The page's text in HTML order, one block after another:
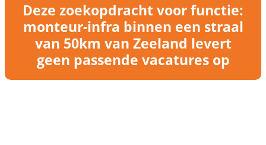
Deze zoekopdracht voor functie:
monteur-infra binnen een straal
van 50km van Zeeland levert
geen passende vacatures op